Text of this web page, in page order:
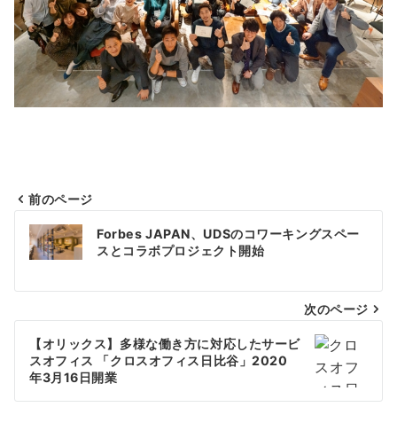
投
稿
ナ
ビ
ー
シ
前のページ
Forbes JAPAN、UDSのコワーキングスペー
スとコラボプロジェクト開始
次のページ
【オリックス】多様な働き方に対応したサービ
スオフィス 「クロスオフィス日比谷」2020
年3月16日開業